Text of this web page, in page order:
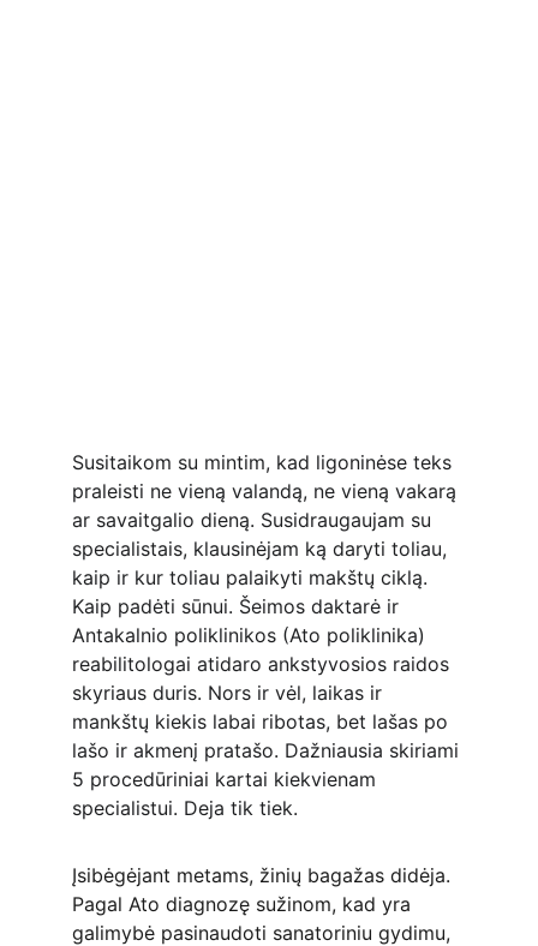
Susitaikom su mintim, kad ligoninėse teks
praleisti ne vieną valandą, ne vieną vakarą
ar savaitgalio dieną. Susidraugaujam su
specialistais, klausinėjam ką daryti toliau,
kaip ir kur toliau palaikyti makštų ciklą.
Kaip padėti sūnui. Šeimos daktarė ir
Antakalnio poliklinikos (Ato poliklinika)
reabilitologai atidaro ankstyvosios raidos
skyriaus duris. Nors ir vėl, laikas ir
mankštų kiekis labai ribotas, bet lašas po
lašo ir akmenį pratašo. Dažniausia skiriami
5 procedūriniai kartai kiekvienam
specialistui. Deja tik tiek.
Įsibėgėjant metams, žinių bagažas didėja.
Pagal Ato diagnozę sužinom, kad yra
galimybė pasinaudoti sanatoriniu gydimu,